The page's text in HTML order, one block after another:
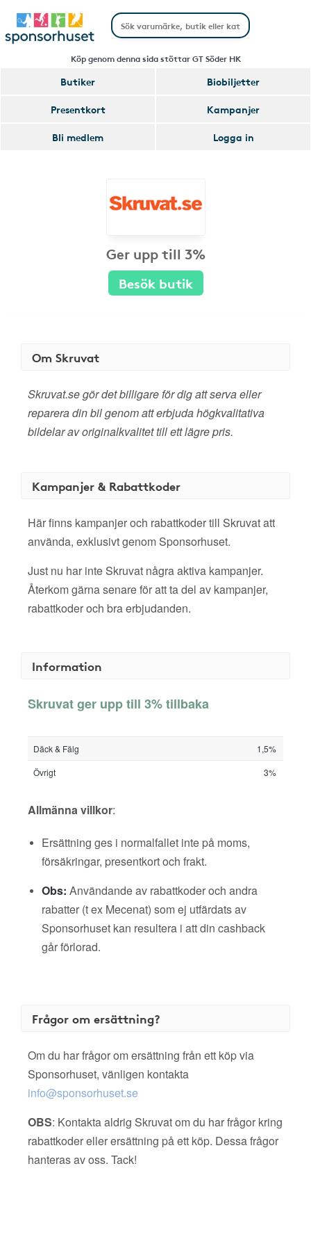
Köp genom denna sida stöttar GT Söder HK
Butiker
Biobiljetter
Presentkort
Kampanjer
Bli medlem
Logga in
Ger upp till 3%
Besök butik
Om Skruvat
Skruvat.se gör det billigare för dig att serva eller
reparera din bil genom att erbjuda högkvalitativa
bildelar av originalkvalitet till ett lägre pris.
Kampanjer & Rabattkoder
Här finns kampanjer och rabattkoder till Skruvat att
använda, exklusivt genom Sponsorhuset.
Just nu har inte Skruvat några aktiva kampanjer.
Återkom gärna senare för att ta del av kampanjer,
rabattkoder och bra erbjudanden.
Information
Skruvat ger upp till 3% tillbaka
Däck & Fälg
1,5%
Övrigt
3%
Allmänna villkor:
Ersättning ges i normalfallet inte på moms,
försäkringar, presentkort och frakt.
Obs: Användande av rabattkoder och andra
rabatter (t ex Mecenat) som ej utfärdats av
Sponsorhuset kan resultera i att din cashback
går förlorad.
Frågor om ersättning?
Om du har frågor om ersättning från ett köp via
Sponsorhuset, vänligen kontakta
info@sponsorhuset.se
OBS: Kontakta aldrig Skruvat om du har frågor kring
rabattkoder eller ersättning på ett köp. Dessa frågor
hanteras av oss. Tack!